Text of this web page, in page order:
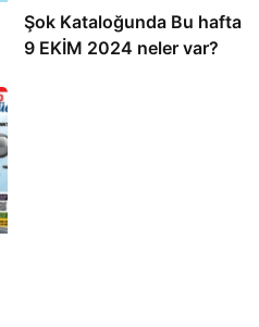
Şok Kataloğunda Bu hafta
9 EKİM 2024 neler var?